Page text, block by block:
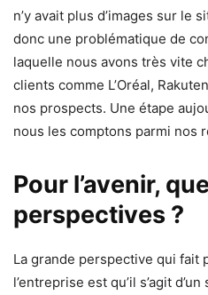
n’y avait plus d’images sur le
donc une problématique de
laquelle nous avons très vite
clients comme L’Oréal,
nos prospects. Une étape
nous les comptons parmi nos
Pour l’avenir,
perspectives ?
La grande perspective qui fait
l’entreprise est qu’il s’agit